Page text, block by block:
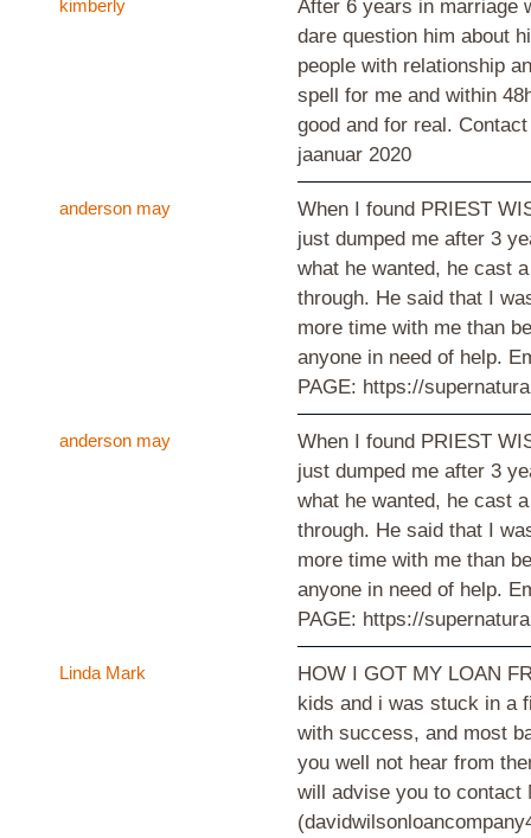
kimberly
After 6 years in marriage
dare question him about
people with relationship
spell for me and within
good and for real.
jaanuar 2020
anderson may
When I found PRIEST
just dumped me after 3
what he wanted, he cast
through. He said that I
more time with me than
anyone in need of help.
PAGE: https://
anderson may
When I found PRIEST
just dumped me after 3
what he wanted, he cast
through. He said that I
more time with me than
anyone in need of help.
PAGE: https://
Linda Mark
HOW I GOT MY LOAN
kids and i was stuck in a
with success, and most
you well not hear from
will advise you to